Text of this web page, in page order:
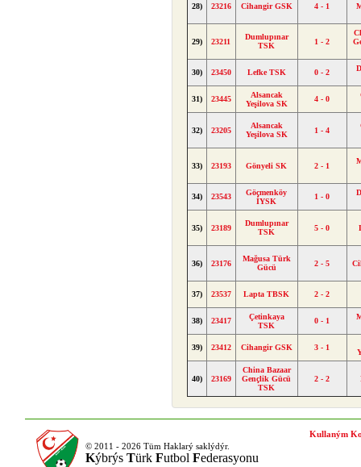
28) 23216 Cihangir GSK 4 - 1
29) 23211
Dumlupınar
TSK
1 - 2
30) 23450 Lefke TSK 0 - 2
31) 23445
Alsancak
Yeşilova SK
4 - 0
32) 23205
Alsancak
Yeşilova SK
1 - 4
33) 23193 Gönyeli SK 2 - 1
34) 23543
Göçmenköy
İYSK
1 - 0
35) 23189
Dumlupınar
TSK
5 - 0
36) 23176
Mağusa Türk
Gücü
2 - 5
37) 23537 Lapta TBSK 2 - 2
38) 23417
Çetinkaya
TSK
0 - 1
39) 23412 Cihangir GSK 3 - 1
40) 23169
China Bazaar
Gençlik Gücü
TSK
2 - 2
© 2011 - 2026 Tüm Haklarý saklýdýr.
Kýbrýs Türk Futbol Federasyonu
Kullaným